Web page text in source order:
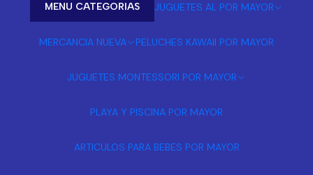
MENU CATEGORIAS JUGUETES AL POR MAYOR
MERCANCIA NUEVA PELUCHES KAWAII POR MAYOR
JUGUETES MONTESSORI POR MAYOR
PLAYA Y PISCINA POR MAYOR
ARTICULOS PARA BEBES POR MAYOR